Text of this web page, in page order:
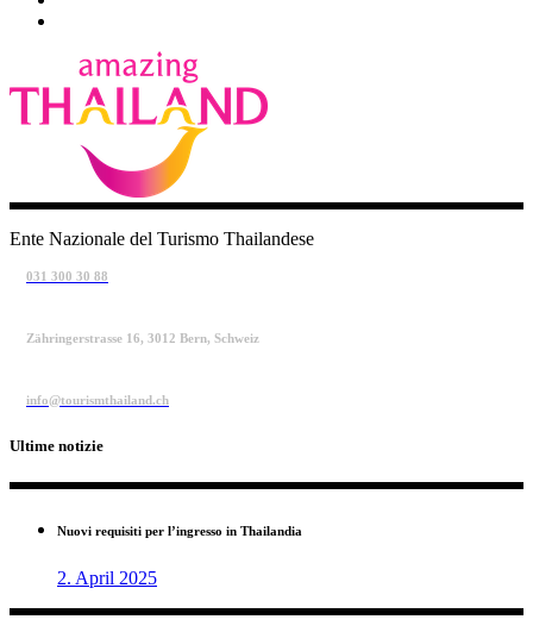
Ente Nazionale del Turismo Thailandese
031 300 30 88
Zähringerstrasse 16, 3012 Bern, Schweiz
info@tourismthailand.ch
Ultime notizie
Nuovi requisiti per l’ingresso in Thailandia
2. April 2025